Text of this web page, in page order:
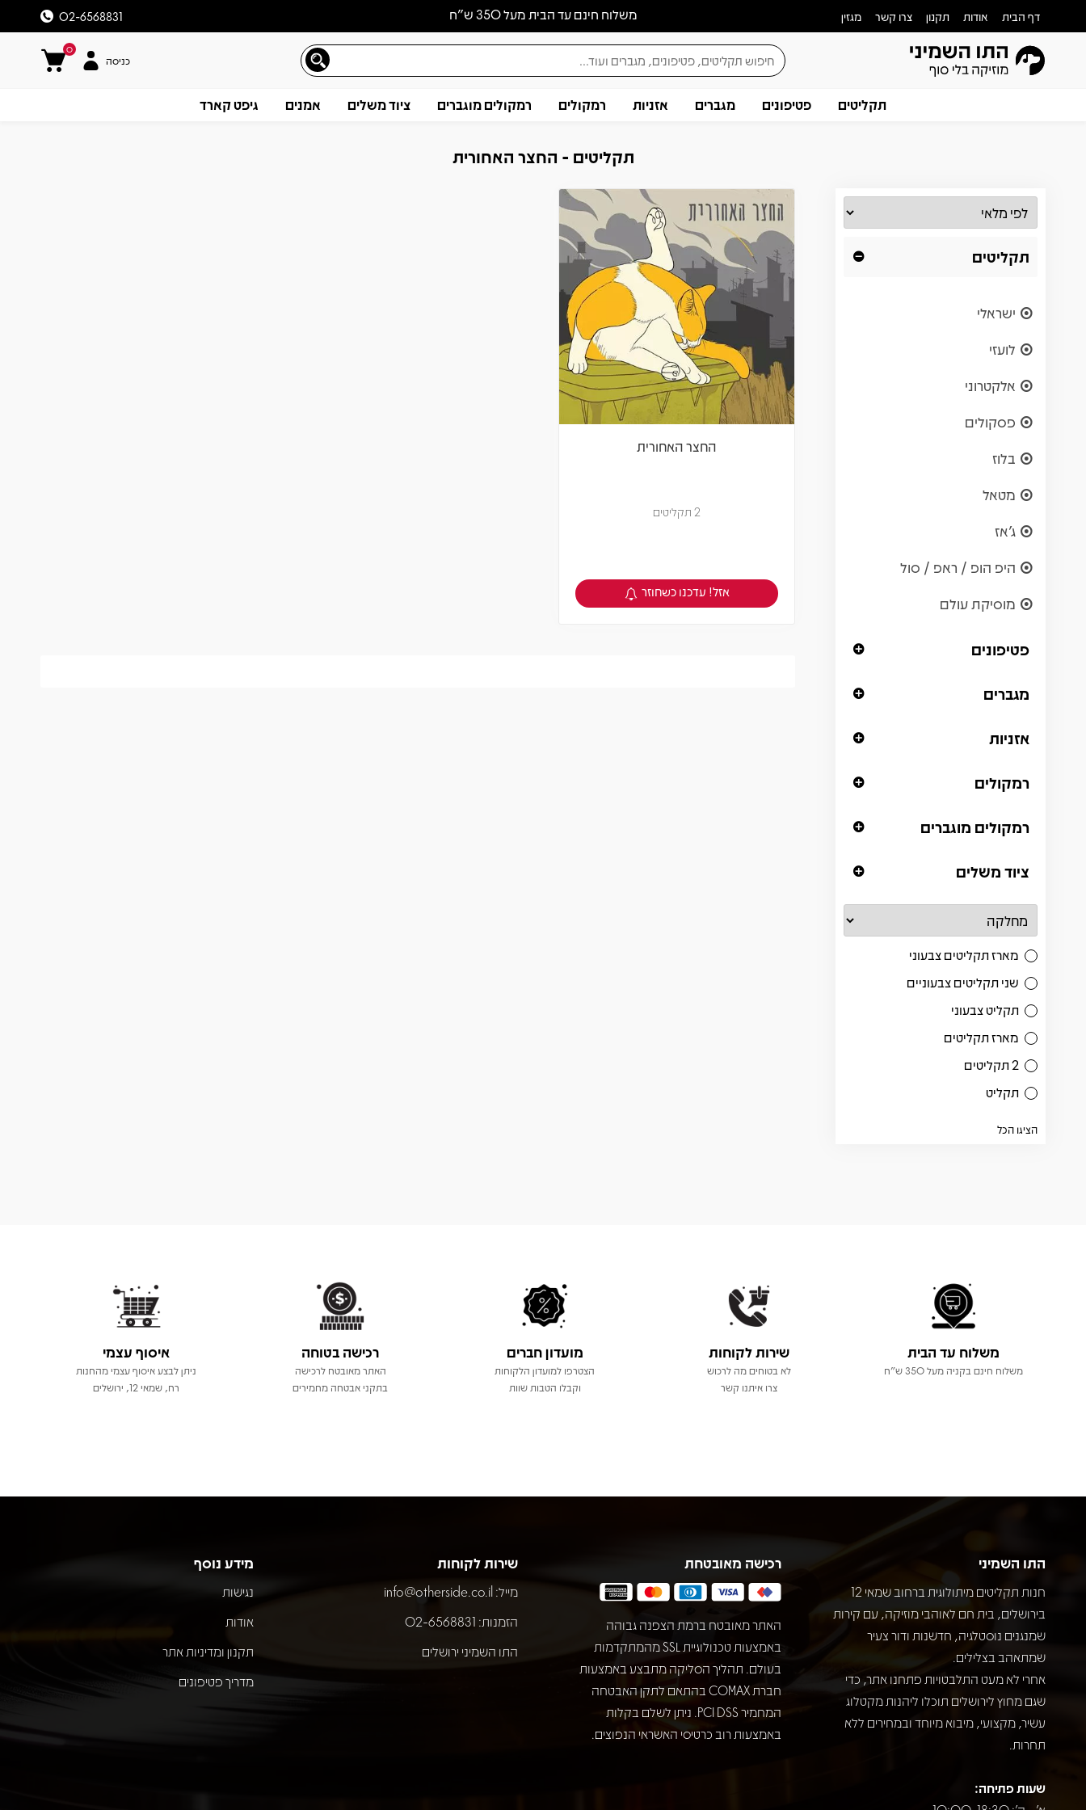
משלוח חינם עד הבית מעל 350 ש״ח דף הבית אודות תקנון צרו קשר מגזין 02-6568831
0
כניסה
תקליטים פטיפונים מגברים אזניות רמקולים רמקולים מוגברים ציוד משלים אמנים גיפט קארד
תקליטים - החצר האחורית
תקליטים
ישראלי
לועזי
אלקטרוני
פסקולים
בלוז
מטאל
ג'אז
היפ הופ / ראפ / סול
מוסיקת עולם
פטיפונים
מגברים
אזניות
רמקולים
רמקולים מוגברים
ציוד משלים
מארז תקליטים צבעוני
שני תקליטים צבעוניים
תקליט צבעוני
מארז תקליטים
2 תקליטים
תקליט
הציגו הכל
החצר האחורית
2 תקליטים
צפיה במוצר
אזל! עדכנו כשחוזר
משלוח עד הבית
משלוח חינם בקניה מעל 350 ש"ח
שירות לקוחות
לא בטוחים מה לרכוש
צרו איתנו קשר
מועדון חברים
הצטרפו למועדון הלקוחות
וקבלו הטבות שוות
רכישה בטוחה
האתר מאובטח לרכישה
בתקני אבטחה מחמירים
איסוף עצמי
ניתן לבצע איסוף עצמי מהחנות
רח, שמאי 12, ירושלים
התו השמיני
חנות תקליטים מיתולוגית ברחוב שמאי 12
בירושלים, בית חם לאוהבי מוזיקה, עם קירות
שמנגנים נוסטלגיה, חדשנות ודור צעיר
שמתאהב בצלילים.
אחרי לא מעט התלבטויות פתחנו אתר, כדי
שגם מחוץ לירושלים תוכלו ליהנות מקטלוג
עשיר, מקצועי, מיבוא מיוחד ובמחירים ללא
תחרות.
שעות פתיחה:
רכישה מאובטחת
האתר מאובטח ברמת הצפנה גבוהה
באמצעות טכנולוגיית SSL מהמתקדמות
בעולם. תהליך הסליקה מתבצע באמצעות
חברת COMAX בהתאם לתקן האבטחה
המחמיר PCI DSS. ניתן לשלם בקלות
באמצעות רוב כרטיסי האשראי הנפוצים.
שירות לקוחות
מייל: info@otherside.co.il
הזמנות: 02-6568831
התו השמיני ירושלים
מידע נוסף
נגישות
אודות
תקנון ומדיניות אתר
מדריך פטיפונים